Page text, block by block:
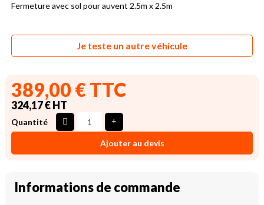
Fermeture avec sol pour auvent 2.5m x 2.5m
Je teste un autre véhicule
389,00 € TTC
324,17 € HT
Quantité
Ajouter au devis
Informations de commande